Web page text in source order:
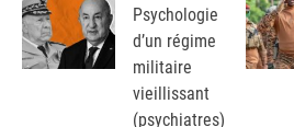
Psychologie
d’un régime
militaire
vieillissant
(psychiatres)